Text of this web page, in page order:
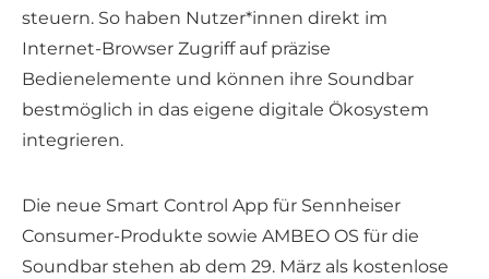
steuern. So haben Nutzer*innen direkt im
Internet-Browser Zugriff auf präzise
Bedienelemente und können ihre Soundbar
bestmöglich in das eigene digitale Ökosystem
integrieren.
Die neue Smart Control App für Sennheiser
Consumer-Produkte sowie AMBEO OS für die
Soundbar stehen ab dem 29. März als kostenlose